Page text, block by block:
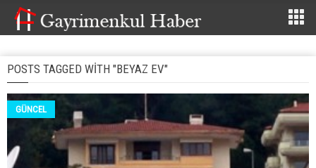
POSTS TAGGED WITH "BEYAZ EV"
GÜNCEL